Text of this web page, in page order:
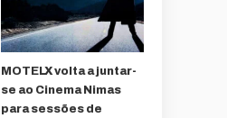
MOTELX volta a juntar-
se ao Cinema Nimas
para sessões de